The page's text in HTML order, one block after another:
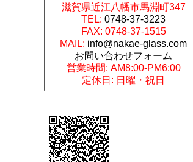
滋賀県近江八幡市馬淵町347
TEL: 0748-37-3223
FAX: 0748-37-1515
MAIL: info@nakae-glass.com
お問い合わせフォーム
営業時間: AM8:00-PM6:00
定休日: 日曜・祝日